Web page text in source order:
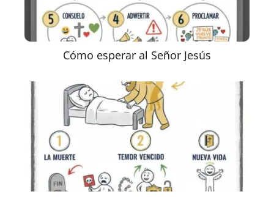
Cómo esperar al Señor Jesús